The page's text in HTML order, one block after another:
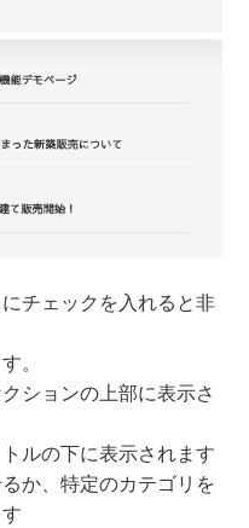
チェックを入れると非
。
ションの上部に表示さ
ルの下に表示されます
か、特定のカテゴリを